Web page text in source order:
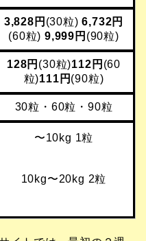
3,828円 (30粒)6,732円
(60粒) 9,999円 (90粒)
128円 (30粒)112円 (60
粒)111円 (90粒)
30粒・60粒・90粒
〜10kg 1粒
10kg〜20kg 2粒